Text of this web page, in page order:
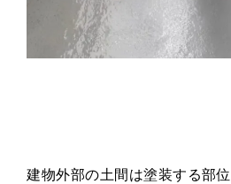
建物外部の土間は塗装する部